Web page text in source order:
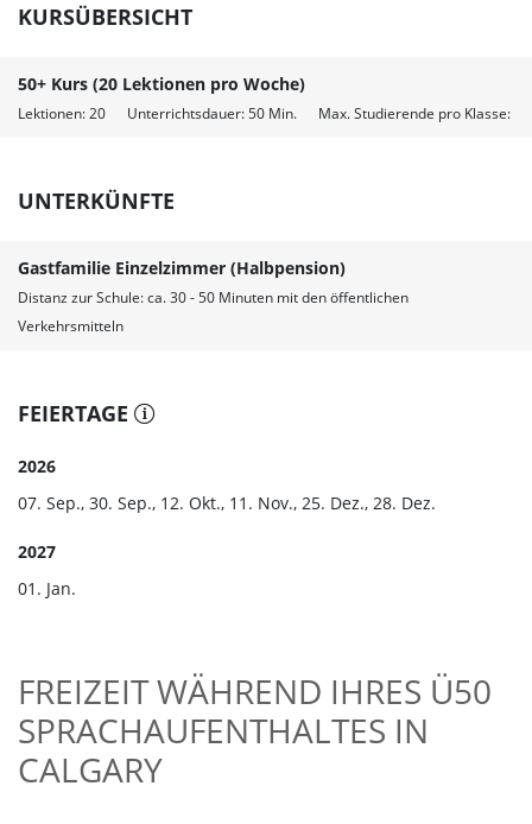
KURSÜBERSICHT
50+ Kurs (20 Lektionen pro Woche)
Lektionen: 20 Unterrichtsdauer: 50 Min. Max. Studierende pro Klasse:
UNTERKÜNFTE
Gastfamilie Einzelzimmer (Halbpension)
Distanz zur Schule: ca. 30 - 50 Minuten mit den öffentlichen
Verkehrsmitteln
FEIERTAGE
2026
07. Sep., 30. Sep., 12. Okt., 11. Nov., 25. Dez., 28. Dez.
2027
01. Jan.
FREIZEIT WÄHREND IHRES Ü50
SPRACHAUFENTHALTES IN
CALGARY